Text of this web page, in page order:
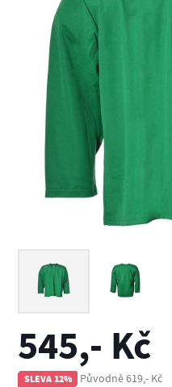
545,- Kč
SLEVA 12% Původně 619,- Kč